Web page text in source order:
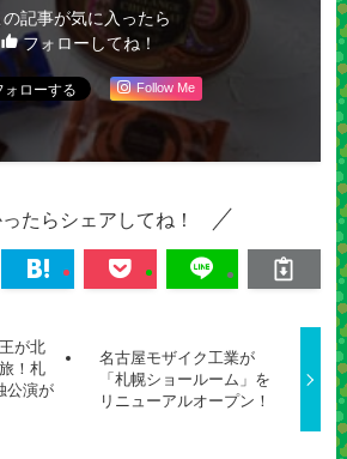
の記事が気に入ったら
フォローしてね！
Follow Me
たらシェアしてね！
が北
！札
公演が
名古屋モザイク工業が
「札幌ショールーム」を
リニューアルオープン！